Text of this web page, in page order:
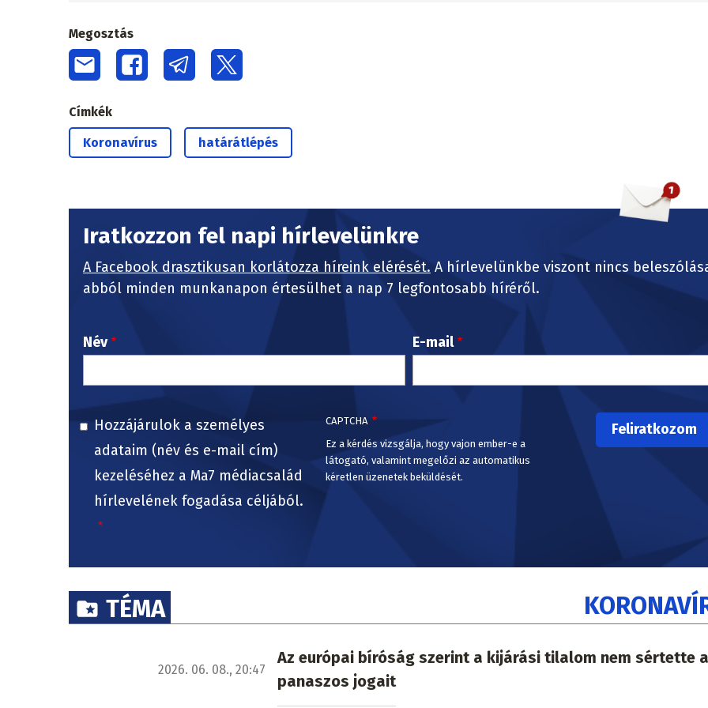
Megosztás
Címkék
Koronavírus határátlépés
Iratkozzon fel napi hírlevelünkre
A Facebook drasztikusan korlátozza híreink elérését. A hírlevelünkbe viszont nincs
abból minden munkanapon értesülhet a nap 7 legfontosabb híréről.
Név E-mail
Hozzájárulok a személyes
adataim (név és e-mail cím)
kezeléséhez a Ma7 médiacsalád
hírlevelének fogadása céljából.
CAPTCHA
Ez a kérdés vizsgálja, hogy vajon ember-e a
látogató, valamint megelőzi az automatikus
kéretlen üzenetek beküldését.
TÉMA
2026. 06. 08., 20:47
Az európai bíróság szerint a kijárási tilalom nem sértette a
panaszos jogait